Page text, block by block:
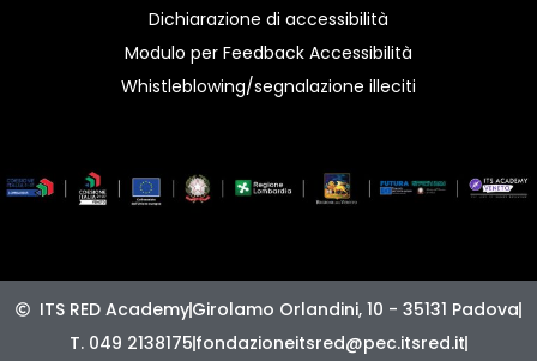
Dichiarazione di accessibilità
Modulo per Feedback Accessibilità
Whistleblowing/segnalazione illeciti
ITS RED AcademyGirolamo Orlandini, 10 - 35131 Padova
T. 049 2138175 fondazioneitsred@pec.itsred.it